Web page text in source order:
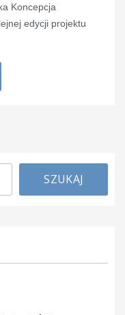
Koncepcja
edycji projektu
SZUKAJ